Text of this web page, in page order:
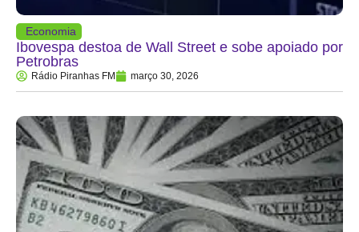
Economia
Ibovespa destoa de Wall Street e sobe apoiado por
Petrobras
Rádio Piranhas FM março 30, 2026